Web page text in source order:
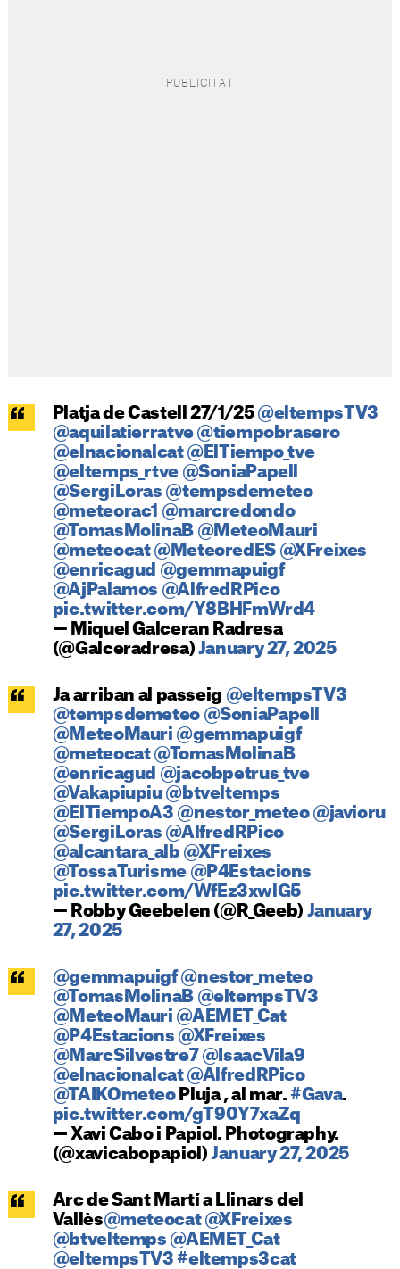
Platja de Castell 27/1/25 @eltempsTV3
@aquilatierratve @tiempobrasero
@elnacionalcat @ElTiempo_tve
@eltemps_rtve @SoniaPapell
@SergiLoras @tempsdemeteo
@meteorac1 @marcredondo
@TomasMolinaB @MeteoMauri
@meteocat @MeteoredES @XFreixes
@enricagud @gemmapuigf
@AjPalamos @AlfredRPico
pic.twitter.com/Y8BHFmWrd4
— Miquel Galceran Radresa
(@Galceradresa) January 27, 2025
Ja arriban al passeig @eltempsTV3
@tempsdemeteo @SoniaPapell
@MeteoMauri @gemmapuigf
@meteocat @TomasMolinaB
@enricagud @jacobpetrus_tve
@Vakapiupiu @btveltemps
@ElTiempoA3 @nestor_meteo @javioru
@SergiLoras @AlfredRPico
@alcantara_alb @XFreixes
@TossaTurisme @P4Estacions
pic.twitter.com/WfEz3xwlG5
— Robby Geebelen (@R_Geeb) January
27, 2025
@gemmapuigf @nestor_meteo
@TomasMolinaB @eltempsTV3
@MeteoMauri @AEMET_Cat
@P4Estacions @XFreixes
@MarcSilvestre7 @IsaacVila9
@elnacionalcat @AlfredRPico
@TAIKOmeteoPluja , al mar. #Gava.
pic.twitter.com/gT90Y7xaZq
— Xavi Cabo i Papiol. Photography.
(@xavicabopapiol)January 27, 2025
Arc de Sant Martí a Llinars del
Vallès@meteocat @XFreixes
@btveltemps @AEMET_Cat
@eltempsTV3 #eltemps3cat